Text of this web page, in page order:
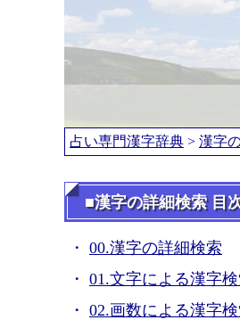
占い専門漢字辞典 > 漢字
■漢字の詳細検索 目
00.漢字の詳細検索
01.文字による漢字
02.画数による漢字